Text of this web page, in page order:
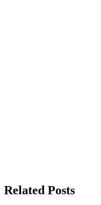
Related Posts